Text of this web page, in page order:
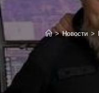
> Новости >